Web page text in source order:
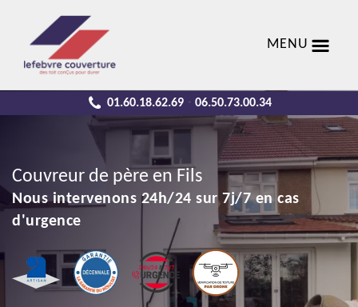
MENU
01.60.18.62.69 - 06.50.73.00.34
Couvreur de père en Fils
Nous intervenons 24h/24 sur 7j/7 en cas
d'urgence